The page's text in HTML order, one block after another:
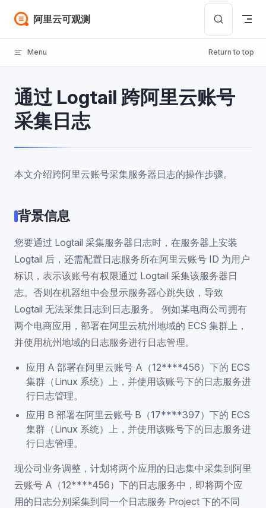
Skip to content
阿里云可观测
Menu Return to top
通过 Logtail 跨阿里云账号
采集日志
本文介绍跨阿里云账号采集服务器日志的操作步骤。
背景信息
您要通过 Logtail 采集服务器日志时，在服务器上安装
Logtail 后，还需配置日志服务所在阿里云账号 ID 为用户
标识，表示该账号有权限通过 Logtail 采集该服务器日
志。否则在机器组中会显示服务器心跳失败，导致
Logtail 无法采集日志到日志服务。 例如某电商公司拥有
两个电商应用，部署在阿里云杭州地域的 ECS 集群上，
并使用杭州地域的日志服务进行日志管理。
应用 A 部署在阿里云账号 A（12****456）下的 ECS
集群（Linux 系统）上，并使用该账号下的日志服务进
行日志管理。
应用 B 部署在阿里云账号 B（17****397）下的 ECS
集群（Linux 系统）上，并使用该账号下的日志服务进
行日志管理。
现公司业务调整，计划将两个应用的日志集中采集到阿里
云账号 A（12****456）下的日志服务中，即将两个应
用的日志分别采集到同一个日志服务 Project 下的不同